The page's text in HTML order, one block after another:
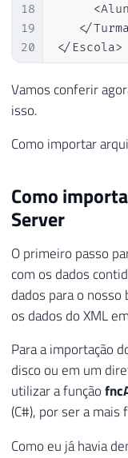
18
19
20
</
</Escola>
Vamos conferir
isso.
Como importar
Como
Server
O primeiro passo
com os dados
dados para o nosso
os dados do XML
Para a importação
disco ou em um
utilizar a função
(C#), por ser a
Como eu já havia